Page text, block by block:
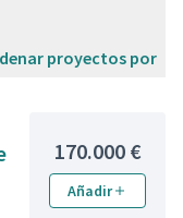
proyectos por
170.000 €
Añadir